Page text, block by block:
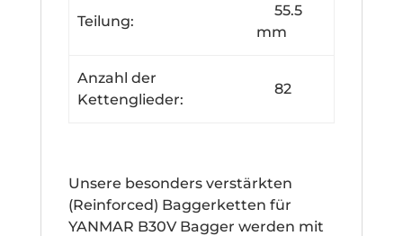
Teilung:
55.5
mm
Anzahl der
Kettenglieder:
82
Unsere besonders verstärkten
(Reinforced) Baggerketten für
YANMAR B30V Bagger werden mit